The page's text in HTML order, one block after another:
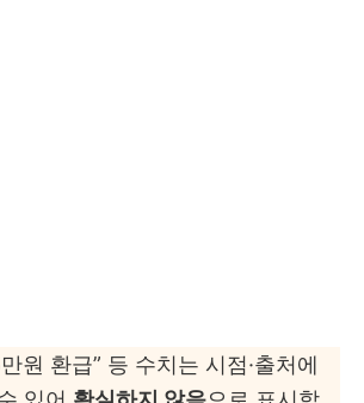
원 환급” 등 수치는 시점·출처에